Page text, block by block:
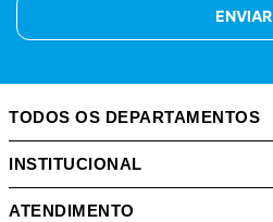
ENVIAR
TODOS OS DEPARTAMENTOS
INSTITUCIONAL
ATENDIMENTO